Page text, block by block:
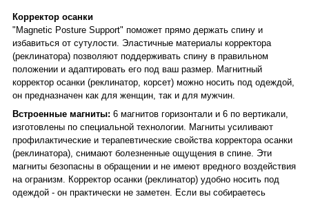
Корректор осанки
"Magnetic Posture Support" поможет прямо держать спину и
избавиться от сутулости. Эластичные материалы корректора
(реклинатора) позволяют поддерживать спину в правильном
положении и адаптировать его под ваш размер. Магнитный
корректор осанки (реклинатор, корсет) можно носить под одеждой,
он предназначен как для женщин, так и для мужчин.
Встроенные магниты: 6 магнитов горизонтали и 6 по вертикали,
изготовлены по специальной технологии. Магниты усиливают
профилактические и терапевтические свойства корректора осанки
(реклинатора), снимают болезненные ощущения в спине. Эти
магниты безопасны в обращении и не имеют вредного воздействия
на огранизм. Корректор осанки (реклинатор) удобно носить под
одеждой - он практически не заметен. Если вы собираетесь